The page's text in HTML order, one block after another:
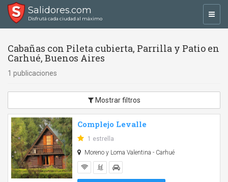
Salidores.com
Disfrutá cada ciudad al máximo
Cabañas con Pileta cubierta, Parrilla y Patio en
Carhué, Buenos Aires
1 publicaciones
Mostrar filtros
Complejo Levalle
1 estrella
Moreno y Loma Valentina - Carhué